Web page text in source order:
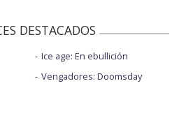
DESTACADOS
Ice age: En ebullición
Vengadores: Doomsday